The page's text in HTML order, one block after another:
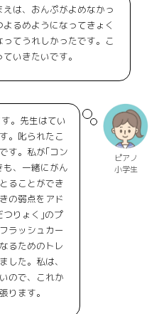
えは、おんぷがよめなかっ
るめようになってきょく
てうれしかったです。こ
いきたいです。
ピアノ
小学生
。先生はてい
。叱られたこ
す。私が｢コン
も、一緒にがん
ることができ
の弱点をアド
つりょく｣のプ
ラッシュカー
るためのトレ
した。私は、
ので、これか
ります。